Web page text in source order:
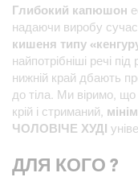
Глибокий капюшон
надаючи виробу
кишеня типу
найпотрібніші речі
нижній край дбають
до тіла. Ми віримо,
крій і стриманий,
ЧОЛОВІЧЕ ХУДІ
ДЛЯ КОГО ?